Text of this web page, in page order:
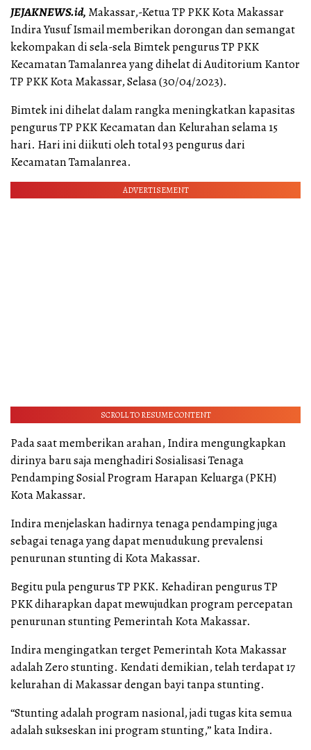
JEJAKNEWS.id, Makassar,-Ketua TP PKK Kota Makassar
Indira Yusuf Ismail memberikan dorongan dan semangat
kekompakan di sela-sela Bimtek pengurus TP PKK
Kecamatan Tamalanrea yang dihelat di Auditorium Kantor
TP PKK Kota Makassar, Selasa (30/04/2023).
Bimtek ini dihelat dalam rangka meningkatkan kapasitas
pengurus TP PKK Kecamatan dan Kelurahan selama 15
hari. Hari ini diikuti oleh total 93 pengurus dari
Kecamatan Tamalanrea.
ADVERTISEMENT
SCROLL TO RESUME CONTENT
Pada saat memberikan arahan, Indira mengungkapkan
dirinya baru saja menghadiri Sosialisasi Tenaga
Pendamping Sosial Program Harapan Keluarga (PKH)
Kota Makassar.
Indira menjelaskan hadirnya tenaga pendamping juga
sebagai tenaga yang dapat menudukung prevalensi
penurunan stunting di Kota Makassar.
Begitu pula pengurus TP PKK. Kehadiran pengurus TP
PKK diharapkan dapat mewujudkan program percepatan
penurunan stunting Pemerintah Kota Makassar.
Indira mengingatkan terget Pemerintah Kota Makassar
adalah Zero stunting. Kendati demikian, telah terdapat 17
kelurahan di Makassar dengan bayi tanpa stunting.
“Stunting adalah program nasional, jadi tugas kita semua
adalah sukseskan ini program stunting,” kata Indira.